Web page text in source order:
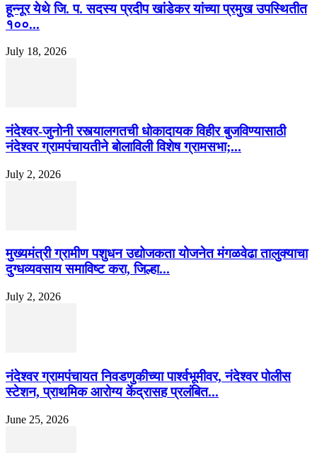
हून्नूर येथे जि. प. सदस्य प्रदीप खांडेकर यांच्या प्रमुख उपस्थितीत
१००...
July 18, 2026
नंदेश्वर-जुनोनी रस्त्यालगतची धोकादायक विहीर बुजविण्यासाठी
नंदेश्वर ग्रामपंचायतीने बोलाविली विशेष ग्रामसभा;...
July 2, 2026
मुख्यमंत्री ग्रामीण पशुधन उद्योजकता योजनेत मंगळवेढा तालुक्याचा
दुग्धव्यवसाय समाविष्ट करा, जिल्हा...
July 2, 2026
नंदेश्वर ग्रामपंचायत निवडणुकीच्या पार्श्वभूमीवर, नंदेश्वर पोलीस
स्टेशन, प्राथमिक आरोग्य केंद्रासह प्रलंबित...
June 25, 2026